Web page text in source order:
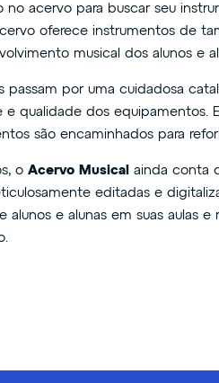
no acervo para buscar seu
oferece instrumentos de
musical dos alunos e
passam por uma cuidadosa
e qualidade dos equipamentos.
são encaminhados para
o Acervo Musical ainda conta
editadas e
alunos e alunas em suas aulas